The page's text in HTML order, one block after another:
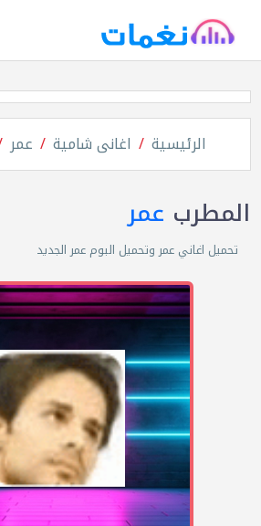
الرئيسية اغانى شامية عمر
المطرب عمر
تحميل اغاني عمر وتحميل البوم عمر الجديد